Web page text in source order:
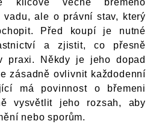
klíčové věcné břemeno
vadu, ale o právní stav, který
Před koupí je nutné
a zjistit, co přesně
praxi. Někdy je jeho dopad
zásadně ovlivnit každodenní
má povinnost o břemeni
vysvětlit jeho rozsah, aby
nebo sporům.